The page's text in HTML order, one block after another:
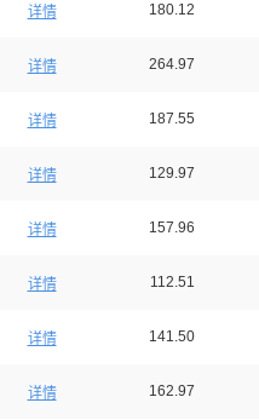
详情 180.12
详情 264.97
详情 187.55
详情 129.97
详情 157.96
详情 112.51
详情 141.50
详情 162.97